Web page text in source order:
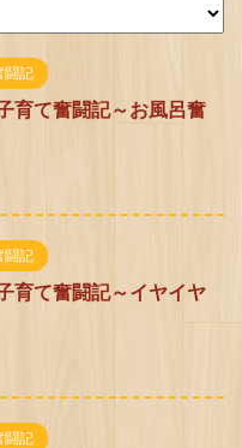
闘記
育て奮闘記～お風呂奮
闘記
育て奮闘記～イヤイヤ
闘記